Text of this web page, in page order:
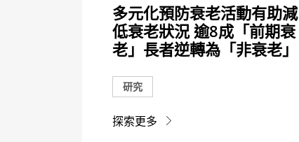
多元化預防衰老活動有助減
低衰老狀況 逾8成「前期衰
老」長者逆轉為「非衰老」
研究
探索更多